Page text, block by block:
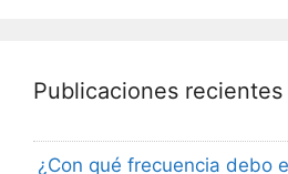
Publicaciones recientes
¿Con qué frecuencia debo